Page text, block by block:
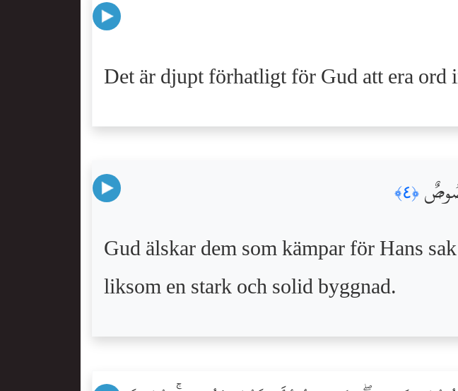
Det är djupt förhatligt för Gud att era ord
﴿٤﴾
Gud älskar dem som kämpar för Hans
liksom en stark och solid byggnad.